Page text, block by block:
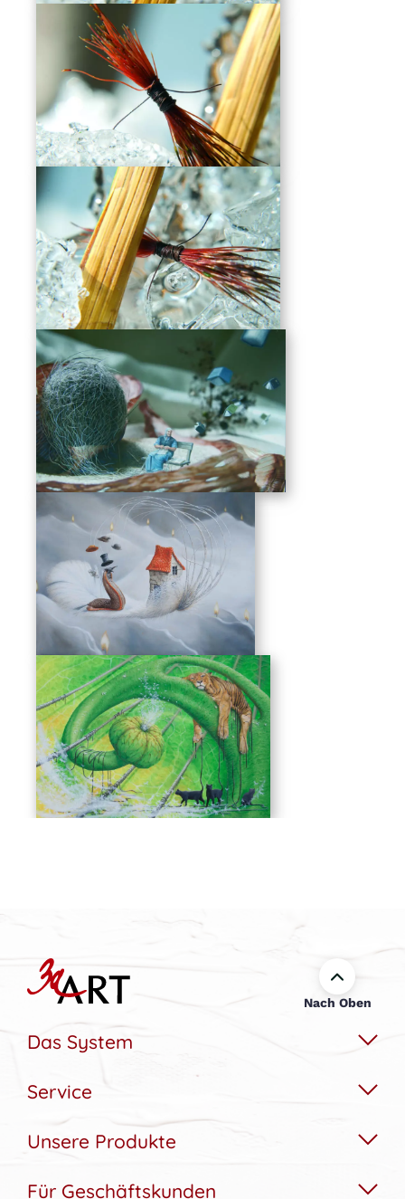
Nach Oben
Das System
Das Wechselbildsystem
Nachhaltigkeit
Service
Hilfe & Kontakt
Unsere Produkte
Akustikbilder
Für Geschäftskunden